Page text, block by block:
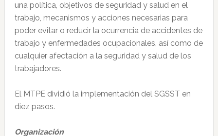
una política, objetivos de seguridad y salud en el
trabajo, mecanismos y acciones necesarias para
poder evitar o reducir la ocurrencia de accidentes de
trabajo y enfermedades ocupacionales, así como de
cualquier afectación a la seguridad y salud de los
trabajadores.
El MTPE dividió la implementación del SGSST en
diez pasos.
Organización